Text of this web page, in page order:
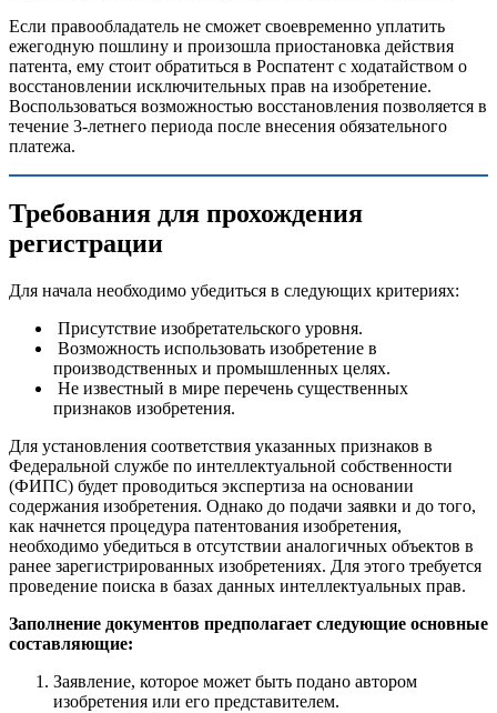
Если правообладатель не сможет своевременно уплатить
ежегодную пошлину и произошла приостановка действия
патента, ему стоит обратиться в Роспатент с ходатайством о
восстановлении исключительных прав на изобретение.
Воспользоваться возможностью восстановления позволяется в
течение 3-летнего периода после внесения обязательного
платежа.
Требования для прохождения
регистрации
Для начала необходимо убедиться в следующих критериях:
Присутствие изобретательского уровня.
Возможность использовать изобретение в
производственных и промышленных целях.
Не известный в мире перечень существенных
признаков изобретения.
Для установления соответствия указанных признаков в
Федеральной службе по интеллектуальной собственности
(ФИПС) будет проводиться экспертиза на основании
содержания изобретения. Однако до подачи заявки и до того,
как начнется процедура патентования изобретения,
необходимо убедиться в отсутствии аналогичных объектов в
ранее зарегистрированных изобретениях. Для этого требуется
проведение поиска в базах данных интеллектуальных прав.
Заполнение документов предполагает следующие основные
составляющие:
Заявление, которое может быть подано автором
изобретения или его представителем.